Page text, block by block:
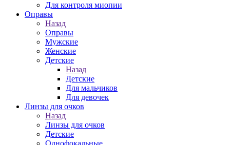
Для контроля миопии
Оправы
Назад
Оправы
Мужские
Женские
Детские
Назад
Детские
Для мальчиков
Для девочек
Линзы для очков
Назад
Линзы для очков
Детские
Однофокальные